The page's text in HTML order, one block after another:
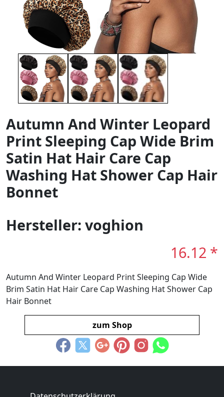
Autumn And Winter Leopard
Print Sleeping Cap Wide Brim
Satin Hat Hair Care Cap
Washing Hat Shower Cap Hair
Bonnet
Hersteller: voghion
16.12 *
Autumn And Winter Leopard Print Sleeping Cap Wide
Brim Satin Hat Hair Care Cap Washing Hat Shower Cap
Hair Bonnet
zum Shop